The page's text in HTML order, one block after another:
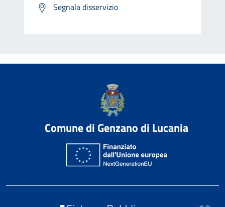
Segnala disservizio
Comune di Genzano di Lucania